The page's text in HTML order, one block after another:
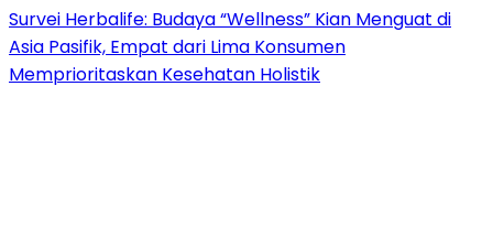
Survei Herbalife: Budaya “Wellness” Kian Menguat di
Asia Pasifik, Empat dari Lima Konsumen
Memprioritaskan Kesehatan Holistik